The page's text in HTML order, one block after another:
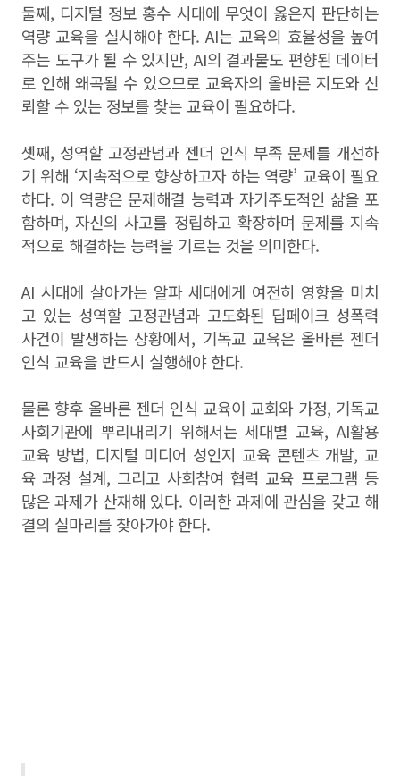
둘째, 디지털 정보 홍수 시대에 무엇이 옳은지 판단하는
역량 교육을 실시해야 한다. AI는 교육의 효율성을 높여
주는 도구가 될 수 있지만, AI의 결과물도 편향된 데이터
로 인해 왜곡될 수 있으므로 교육자의 올바른 지도와 신
뢰할 수 있는 정보를 찾는 교육이 필요하다.
셋째, 성역할 고정관념과 젠더 인식 부족 문제를 개선하
기 위해 ‘지속적으로 향상하고자 하는 역량’ 교육이 필요
하다. 이 역량은 문제해결 능력과 자기주도적인 삶을 포
함하며, 자신의 사고를 정립하고 확장하며 문제를 지속
적으로 해결하는 능력을 기르는 것을 의미한다.
AI 시대에 살아가는 알파 세대에게 여전히 영향을 미치
고 있는 성역할 고정관념과 고도화된 딥페이크 성폭력
사건이 발생하는 상황에서, 기독교 교육은 올바른 젠더
인식 교육을 반드시 실행해야 한다.
물론 향후 올바른 젠더 인식 교육이 교회와 가정, 기독교
사회기관에 뿌리내리기 위해서는 세대별 교육, AI활용
교육 방법, 디지털 미디어 성인지 교육 콘텐츠 개발, 교
육 과정 설계, 그리고 사회참여 협력 교육 프로그램 등
많은 과제가 산재해 있다. 이러한 과제에 관심을 갖고 해
결의 실마리를 찾아가야 한다.